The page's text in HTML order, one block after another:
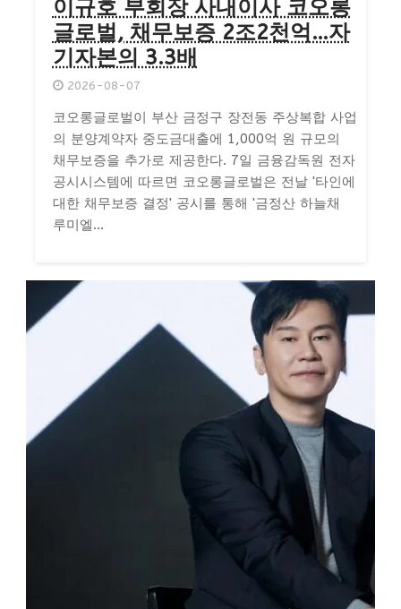
이규호 부회장 사내이사 코오롱
글로벌, 채무보증 2조2천억…자
기자본의 3.3배
2026-08-07
코오롱글로벌이 부산 금정구 장전동 주상복합 사업
의 분양계약자 중도금대출에 1,000억 원 규모의
채무보증을 추가로 제공한다. 7일 금융감독원 전자
공시시스템에 따르면 코오롱글로벌은 전날 '타인에
대한 채무보증 결정' 공시를 통해 '금정산 하늘채
루미엘...